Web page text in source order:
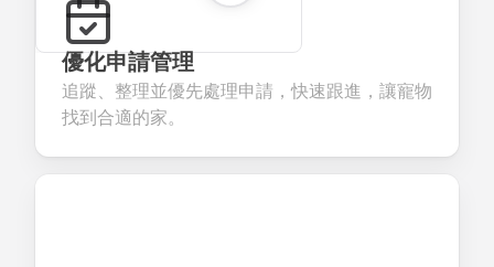
優化申請管理
追蹤、整理並優先處理申請，快速跟進，讓寵物
找到合適的家。